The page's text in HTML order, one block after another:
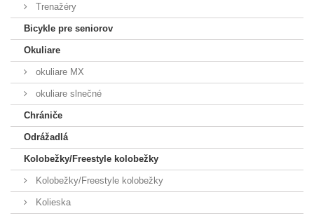
Trenažéry
Bicykle pre seniorov
Okuliare
okuliare MX
okuliare slnečné
Chrániče
Odrážadlá
Kolobežky/Freestyle kolobežky
Kolobežky/Freestyle kolobežky
Kolieska